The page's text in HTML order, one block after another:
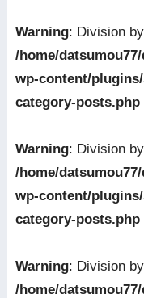
Warning: Division
/home/
wp-content/
category-posts.php
Warning: Division
/home/
wp-content/
category-posts.php
Warning: Division
/home/